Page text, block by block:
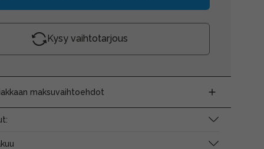
Kysy vaihtotarjous
maksuvaihtoehdot